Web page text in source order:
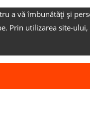
a vă îmbunătăți și
Prin utilizarea site-